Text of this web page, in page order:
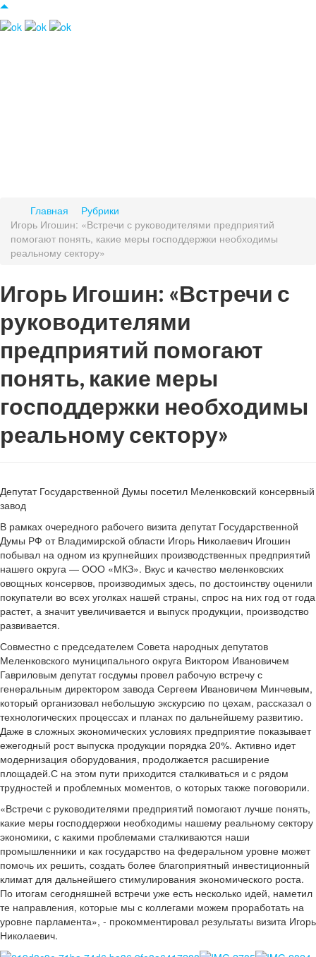
Главная
Рубрики
Игорь Игошин: «Встречи с руководителями предприятий
помогают понять, какие меры господдержки необходимы
реальному сектору»
Игорь Игошин: «Встречи с
руководителями
предприятий помогают
понять, какие меры
господдержки необходимы
реальному сектору»
Депутат Государственной Думы посетил Меленковский консервный
завод
В рамках очередного рабочего визита депутат Государственной
Думы РФ от Владимирской области Игорь Николаевич Игошин
побывал на одном из крупнейших производственных предприятий
нашего округа — ООО «МКЗ». Вкус и качество меленковских
овощных консервов, производимых здесь, по достоинству оценили
покупатели во всех уголках нашей страны, спрос на них год от года
растет, а значит увеличивается и выпуск продукции, производство
развивается.
Совместно с председателем Совета народных депутатов
Меленковского муниципального округа Виктором Ивановичем
Гавриловым депутат госдумы провел рабочую встречу с
генеральным директором завода Сергеем Ивановичем Минчевым,
который организовал небольшую экскурсию по цехам, рассказал о
технологических процессах и планах по дальнейшему развитию.
Даже в сложных экономических условиях предприятие показывает
ежегодный рост выпуска продукции порядка 20%. Активно идет
модернизация оборудования, продолжается расширение
площадей.С на этом пути приходится сталкиваться и с рядом
трудностей и проблемных моментов, о которых также поговорили.
«Встречи с руководителями предприятий помогают лучше понять,
какие меры господдержки необходимы нашему реальному сектору
экономики, с какими проблемами сталкиваются наши
промышленники и как государство на федеральном уровне может
помочь их решить, создать более благоприятный инвестиционный
климат для дальнейшего стимулирования экономического роста.
По итогам сегодняшней встречи уже есть несколько идей, наметил
те направления, которые мы с коллегами можем проработать на
уровне парламента», - прокомментировал результаты визита Игорь
Николаевич.